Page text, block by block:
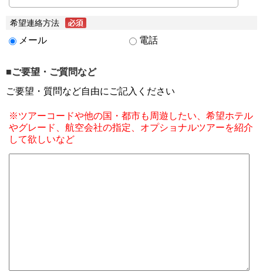
希望連絡方法
メール 電話
■ご要望・ご質問など
ご要望・質問など自由にご記入ください
※ツアーコードや他の国・都市も周遊したい、希望ホテル
やグレード、航空会社の指定、オプショナルツアーを紹介
して欲しいなど